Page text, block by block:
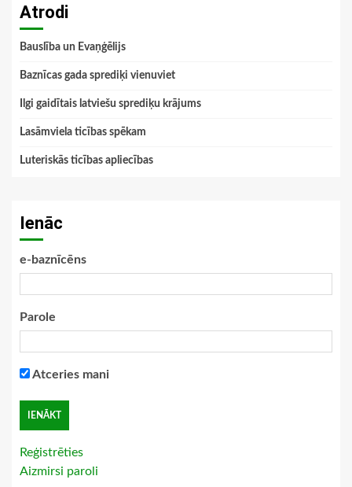
Atrodi
Bauslība un Evaņģēlijs
Baznīcas gada sprediķi vienuviet
Ilgi gaidītais latviešu sprediķu krājums
Lasāmviela ticības spēkam
Luteriskās ticības apliecības
Ienāc
e-baznīcēns
Parole
Atceries mani
Reģistrēties
Aizmirsi paroli